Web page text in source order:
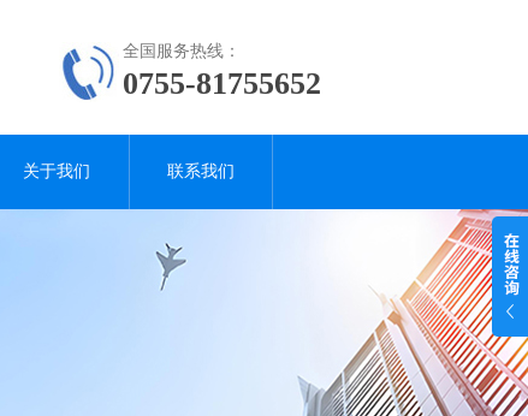
全国服务热线：
0755-81755652
关于我们 联系我们